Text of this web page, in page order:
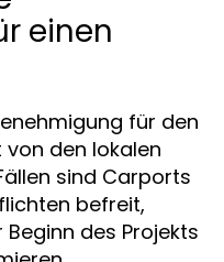
einen
für den
den lokalen
sind Carports
befreit,
des Projekts